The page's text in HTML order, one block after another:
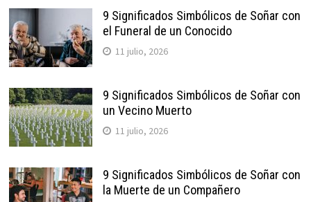
9 Significados Simbólicos de Soñar con
el Funeral de un Conocido
11 julio, 2026
9 Significados Simbólicos de Soñar con
un Vecino Muerto
11 julio, 2026
9 Significados Simbólicos de Soñar con
la Muerte de un Compañero